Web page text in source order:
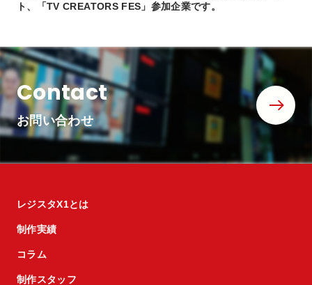
ト、「TV CREATORS FES」参加企業です。
Contact
お問い合わせ
レジスタX1とは
制作実績
コラム
制作スタッフ